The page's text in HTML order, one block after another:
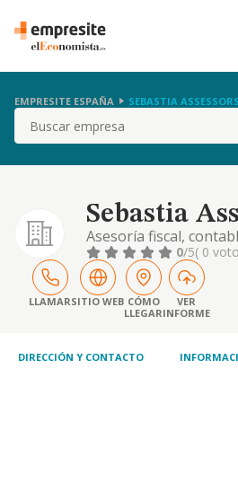
EMPRESITE ESPAÑA SEBASTIA
Buscar
Sebastia
Asesoría fiscal,
0/5( 0
LLAMARSITIO WEB CÓMO
LLEGAR
VER
INFORME
DIRECCIÓN Y CONTACTO